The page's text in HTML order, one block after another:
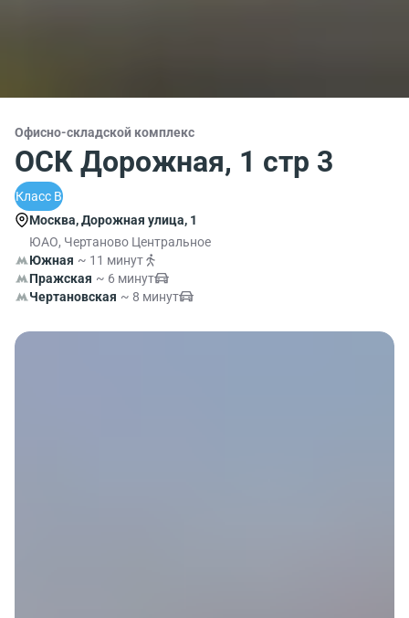
Офисно-складской комплекс
ОСК Дорожная, 1 стр 3
Класс B
Москва, Дорожная улица, 1
ЮАО, Чертаново Центральное
Южная ~ 11 минут
Пражская ~ 6 минут
Чертановская ~ 8 минут